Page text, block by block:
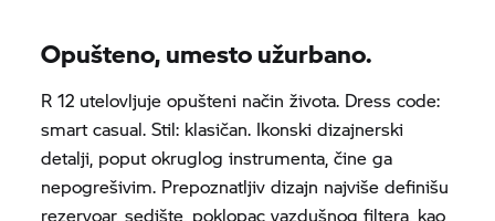
Opušteno, umesto užurbano.
R 12 utelovljuje opušteni način života. Dress code:
smart casual. Stil: klasičan. Ikonski dizajnerski
detalji, poput okruglog instrumenta, čine ga
nepogrešivim. Prepoznatljiv dizajn najviše definišu
rezervoar, sedište, poklopac vazdušnog filtera, kao